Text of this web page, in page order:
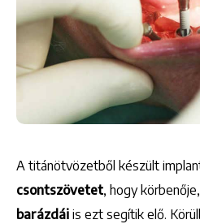
A titánötvözetből készült
csontszövetet, hogy
barázdái is ezt segítik elő.